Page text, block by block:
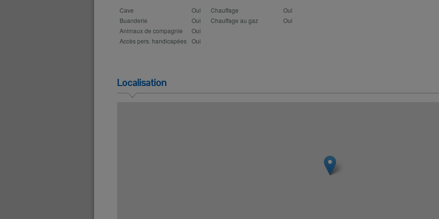
Cave
Oui
Buanderie
Oui
Animaux de compagnie
Oui
Accès pers. handicapées
Oui
Chauffage
Oui
Chauffage au gaz
Oui
Localisation